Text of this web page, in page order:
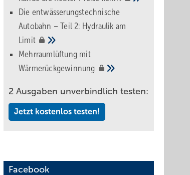
Die entwässerungstechnische
Autobahn – Teil 2: Hydraulik am
Limit
Mehrraumlüftung mit
Wärmerückgewinnung
2 Ausgaben unverbindlich testen:
Jetzt kostenlos testen!
Facebook